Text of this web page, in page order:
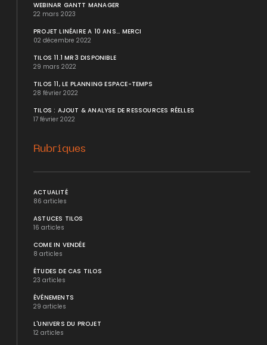
WEBINAR GANTT MANAGER
22 mars 2023
PROJET LINÉAIRE A 10 ANS... MERCI
02 décembre 2022
TILOS 11.1 MR3 DISPONIBLE
29 mars 2022
TILOS 11, LE PLANNING ESPACE-TEMPS
28 février 2022
TILOS : AJOUT & ANALYSE DE RESSOURCES RÉELLES
17 février 2022
Rubriques
ACTUALITÉ
86 articles
ASTUCES TILOS
16 articles
COME IN VENDÉE
8 articles
ÉTUDES DE CAS TILOS
23 articles
ÉVÉNEMENTS
29 articles
L'UNIVERS DU PROJET
12 articles